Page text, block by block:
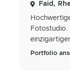
Faid,
Fotostudio.
Portfolio